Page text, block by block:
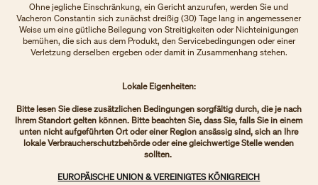
Ohne jegliche Einschränkung, ein Gericht anzurufen, werden Sie und
Vacheron Constantin sich zunächst dreißig (30) Tage lang in angemessener
Weise um eine gütliche Beilegung von Streitigkeiten oder Nichteinigungen
bemühen, die sich aus dem Produkt, den Servicebedingungen oder einer
Verletzung derselben ergeben oder damit in Zusammenhang stehen.
Lokale Eigenheiten:
Bitte lesen Sie diese zusätzlichen Bedingungen sorgfältig durch, die je nach
Ihrem Standort gelten können. Bitte beachten Sie, dass Sie, falls Sie in einem
unten nicht aufgeführten Ort oder einer Region ansässig sind, sich an Ihre
lokale Verbraucherschutzbehörde oder eine gleichwertige Stelle wenden
sollten.
EUROPÄISCHE UNION & VEREINIGTES KÖNIGREICH